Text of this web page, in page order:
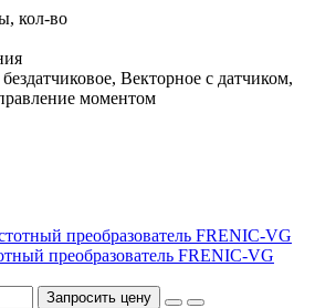
кол-во
Векторное с датчиком,
моментом
преобразователь FRENIC-VG
Запросить цену